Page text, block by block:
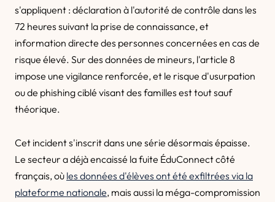
s'appliquent : déclaration à l'autorité de contrôle dans les
72 heures suivant la prise de connaissance, et
information directe des personnes concernées en cas de
risque élevé. Sur des données de mineurs, l'article 8
impose une vigilance renforcée, et le risque d'usurpation
ou de phishing ciblé visant des familles est tout sauf
théorique.
Cet incident s'inscrit dans une série désormais épaisse.
Le secteur a déjà encaissé la fuite ÉduConnect côté
français, où les données d'élèves ont été exfiltrées via la
plateforme nationale, mais aussi la méga-compromission